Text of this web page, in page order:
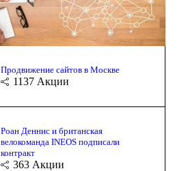
Продвижение сайтов в Москве
1137 Акции
Роан Деннис и британская
велокоманда INEOS подписали
контракт
363 Акции